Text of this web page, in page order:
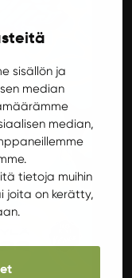
sisällön ja
median
median,
tietoja muihin
joita on kerätty,